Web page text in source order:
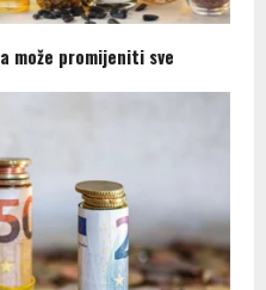
može promijeniti sve